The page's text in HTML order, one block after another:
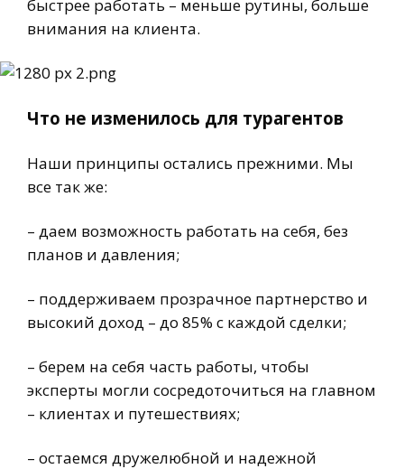
быстрее работать – меньше рутины, больше
внимания на клиента.
Что не изменилось для турагентов
Наши принципы остались прежними. Мы
все так же:
– даем возможность работать на себя, без
планов и давления;
– поддерживаем прозрачное партнерство и
высокий доход – до 85% с каждой сделки;
– берем на себя часть работы, чтобы
эксперты могли сосредоточиться на главном
– клиентах и путешествиях;
– остаемся дружелюбной и надежной